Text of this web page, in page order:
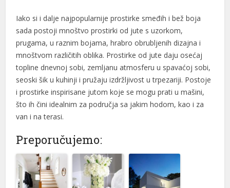
Iako si i dalje najpopularnije prostirke smeđih i bež boja
sada postoji mnoštvo prostirki od jute s uzorkom,
prugama, u raznim bojama, hrabro obrubljenih dizajna i
mnoštvom različitih oblika. Prostirke od jute daju osećaj
topline dnevnoj sobi, zemljanu atmosferu u spavaćoj sobi,
seoski šik u kuhinji i pružaju izdržljivost u trpezariji. Postoje
i prostirke inspirisane jutom koje se mogu prati u mašini,
što ih čini idealnim za područja sa jakim hodom, kao i za
van i na terasi.
Preporučujemo: